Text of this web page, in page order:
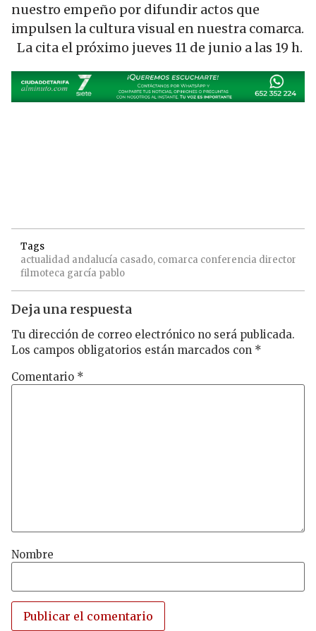
nuestro empeño por difundir actos que
impulsen la cultura visual en nuestra comarca.
La cita el próximo jueves 11 de junio a las 19 h.
Tags
actualidad andalucía casado, comarca conferencia director
filmoteca garcía pablo
Deja una respuesta
Tu dirección de correo electrónico no será publicada.
Los campos obligatorios están marcados con *
Comentario *
Nombre